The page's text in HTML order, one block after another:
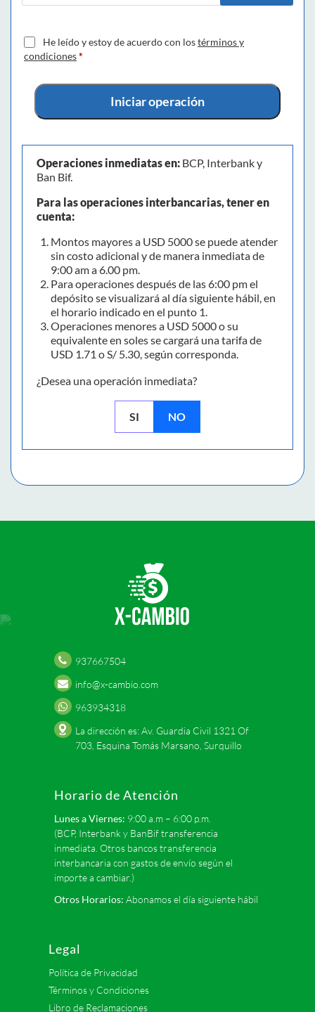
He leído y estoy de acuerdo con lostérminos y
condiciones*
Iniciar operación
Operaciones inmediatas en: BCP, Interbank y
Ban Bif.
Para las operaciones interbancarias, tener en
cuenta:
Montos mayores a USD 5000 se puede atender
sin costo adicional y de manera inmediata de
9:00 am a 6.00 pm.
Para operaciones después de las 6:00 pm el
depósito se visualizará al día siguiente hábil, en
el horario indicado en el punto 1.
Operaciones menores a USD 5000 o su
equivalente en soles se cargará una tarifa de
USD 1.71 o S/ 5.30, según corresponda.
¿Desea una operación inmediata?
SI NO
937667504
info@x-cambio.com
963934318
La dirección es: Av. Guardia Civil 1321 Of
703, Esquina Tomás Marsano, Surquillo
Horario de Atención
Lunes a Viernes: 9:00 a.m – 6:00 p.m.
(BCP, Interbank y BanBif transferencia
inmediata. Otros bancos transferencia
interbancaria con gastos de envío según el
importe a cambiar.)
Otros Horarios: Abonamos el día siguiente hábil
Legal
Política de Privacidad
Términos y Condiciones
Libro de Reclamaciones